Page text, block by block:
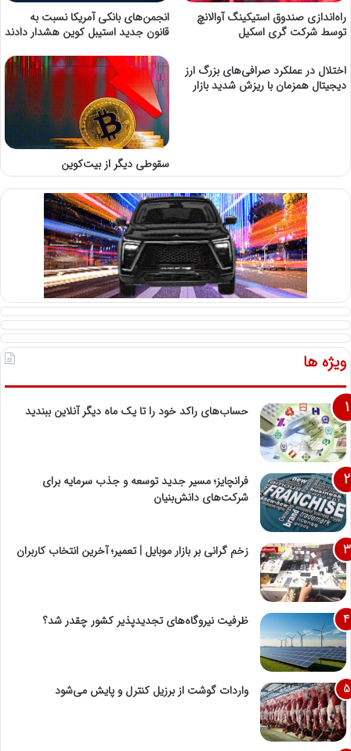
راه‌اندازی صندوق استیکینگ آوالانچ
توسط شرکت گری اسکیل
انجمن‌های بانکی آمریکا نسبت به
قانون جدید استیبل کوین هشدار دادند
اختلال در عملکرد صرافی‌های بزرگ ارز
دیجیتال همزمان با ریزش شدید بازار
سقوطی دیگر از بیت‌کوین
ویژه ها
حساب‌های راکد خود را تا یک ماه دیگر آنلاین ببندید
فرانچایز؛ مسیر جدید توسعه و جذب سرمایه برای
شرکت‌های دانش‌بنیان
زخم گرانی بر بازار موبایل | تعمیر؛ آخرین انتخاب کاربران
ظرفیت نیروگاه‌های تجدیدپذیر کشور چقدر شد؟
واردات گوشت از برزیل کنترل و پایش می‌شود